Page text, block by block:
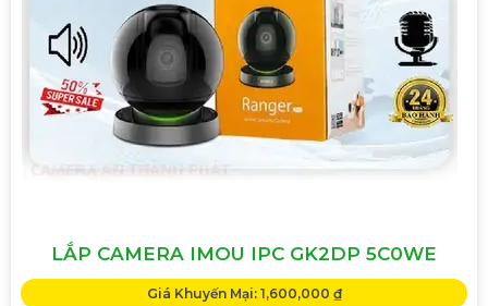
LẮP CAMERA IMOU IPC GK2DP 5C0WE
Giá Khuyến Mại: 1,600,000 ₫